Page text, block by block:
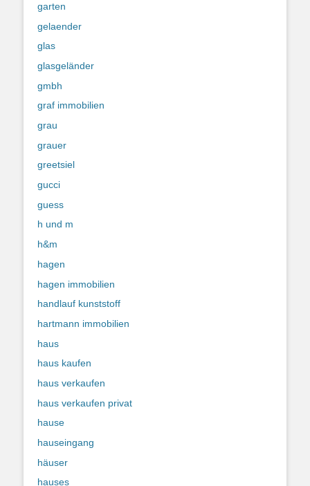
garten
gelaender
glas
glasgeländer
gmbh
graf immobilien
grau
grauer
greetsiel
gucci
guess
h und m
h&m
hagen
hagen immobilien
handlauf kunststoff
hartmann immobilien
haus
haus kaufen
haus verkaufen
haus verkaufen privat
hause
hauseingang
häuser
hauses